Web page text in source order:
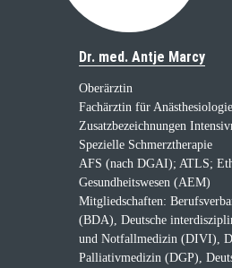
Dr. med. Antje Marcy
Oberärztin
Fachärztin für Anästhesiologie
Zusatzbezeichnungen
Spezielle Schmerztherapie
AFS (nach DGAI); ATLS;
Gesundheitswesen (AEM)
Mitgliedschaften:
(BDA), Deutsche
und Notfallmedizin (DIVI),
Palliativmedizin (DGP),